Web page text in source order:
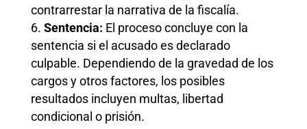
contrarrestar la narrativa de la fiscalía.
Sentencia: El proceso concluye con la
sentencia si el acusado es declarado
culpable. Dependiendo de la gravedad de los
cargos y otros factores, los posibles
resultados incluyen multas, libertad
condicional o prisión.